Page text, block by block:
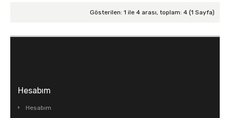
Gösterilen: 1 ile 4 arası, toplam: 4 (1 Sayfa)
Hesabım
Hesabım